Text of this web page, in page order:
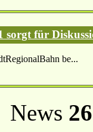
sorgt für
be...
News